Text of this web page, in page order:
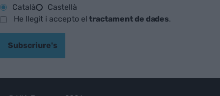
Català
Castellà
He llegit i accepto eltractament de dades.
Subscriure's